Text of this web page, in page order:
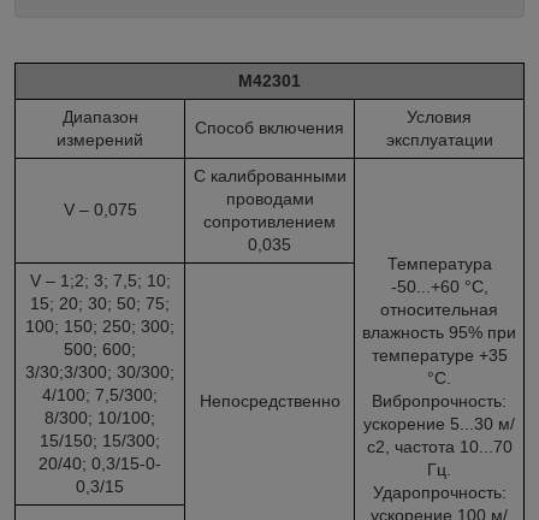
М42301
Диапазон
измерений
Способ включения
Условия
эксплуатации
V – 0,075
С калиброванными
проводами
сопротивлением
0,035
Температура
-50...+60 °С,
относительная
влажность 95% при
температуре +35
°С.
Вибропрочность:
ускорение 5...30 м/
с2, частота 10...70
Гц.
Ударопрочность:
ускорение 100 м/
V – 1;2; 3; 7,5; 10;
15; 20; 30; 50; 75;
100; 150; 250; 300;
500; 600;
3/30;3/300; 30/300;
4/100; 7,5/300;
8/300; 10/100;
15/150; 15/300;
20/40; 0,3/15-0-
0,3/15
Непосредственно